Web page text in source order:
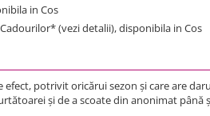
in Cos
(vezi detalii), disponibila in Cos
efect, potrivit oricărui sezon şi care are
şi de a scoate din anonimat până